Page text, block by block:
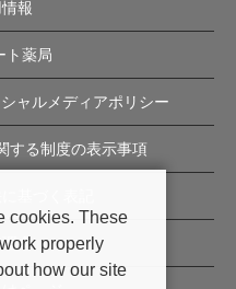
報
ト薬局
ャルメディアポリシー
する制度の表示事項
念
cookies. These
properly
how our site